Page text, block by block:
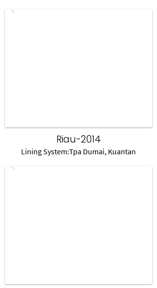
Riau-2014
Lining System:Tpa Dumai, Kuantan